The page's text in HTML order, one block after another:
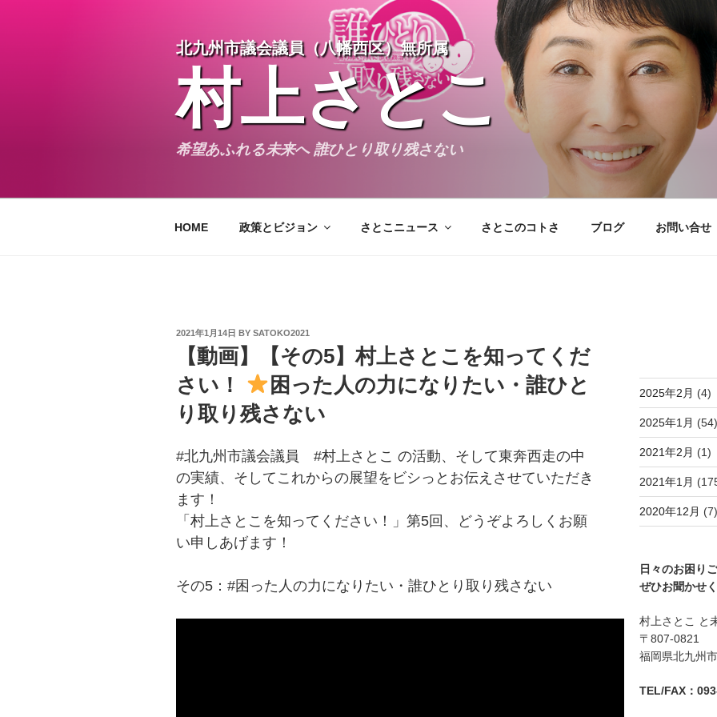
北九州市議会議員（八幡西区）無所属
村上さとこ
希望あふれる未来へ 誰ひとり取り残さない
HOME 政策とビジョン さとこニュース さとこのコトさ ブログ お問い合せ
POSTED
2021年1月14日 BY SATOKO2021
【動画】【その5】村上さとこを知ってくだ
さい！
困った人の力になりたい・誰ひと
り取り残さない
#北九州市議会議員 #村上さとこ の活動、そして東奔西走の中
の実績、そしてこれからの展望をビシっとお伝えさせていただき
ます！
「村上さとこを知ってください！」第5回、どうぞよろしくお願
い申しあげます！
その5：#困った人の力になりたい・誰ひとり取り残さない
2025年2月 (4)
2025年1月 (54)
2021年2月 (1)
2021年1月
2020年12月 (7)
日々のお困り
ぜひお聞かせ
村上さとこ と
〒807-0821
福岡県北九州
TEL/FAX：